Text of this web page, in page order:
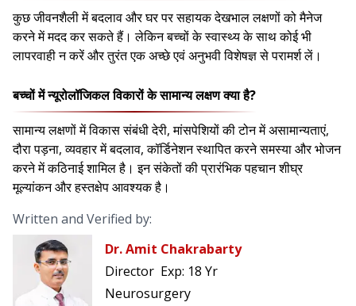
कुछ जीवनशैली में बदलाव और घर पर सहायक देखभाल लक्षणों को मैनेज
करने में मदद कर सकते हैं। लेकिन बच्चों के स्वास्थ्य के साथ कोई भी
लापरवाही न करें और तुरंत एक अच्छे एवं अनुभवी विशेषज्ञ से परामर्श लें।
बच्चों में न्यूरोलॉजिकल विकारों के सामान्य लक्षण क्या है?
सामान्य लक्षणों में विकास संबंधी देरी, मांसपेशियों की टोन में असामान्यताएं,
दौरा पड़ना, व्यवहार में बदलाव, कॉर्डिनेशन स्थापित करने समस्या और भोजन
करने में कठिनाई शामिल है। इन संकेतों की प्रारंभिक पहचान शीघ्र
मूल्यांकन और हस्तक्षेप आवश्यक है।
Written and Verified by:
Dr. Amit Chakrabarty
Director Exp: 18 Yr
Neurosurgery